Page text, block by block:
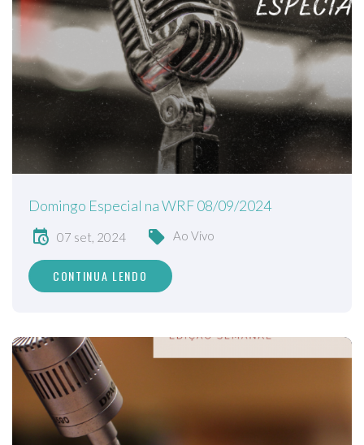
Domingo Especial na WRF 08/09/2024
07 set, 2024 Ao Vivo
CONTINUA LENDO